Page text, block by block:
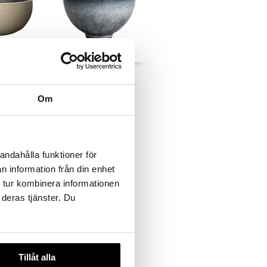
Om
funktioner för
information från din enhet
kombinera informationen
tjänster. Du
Tillåt alla
69 kr